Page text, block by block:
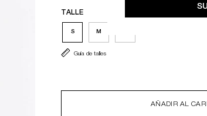
TALLE
Guía de talles
S M
AÑADIR AL